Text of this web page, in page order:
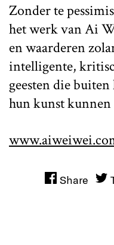
Zonder te
het werk van Ai
en waarderen
intelligente,
geesten die
hun kunst kunnen
Share